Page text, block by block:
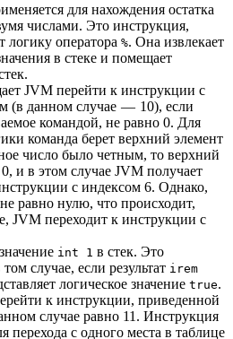
для нахождения остатка
числами. Это инструкция,
логику оператора %. Она извлекает
в стеке и помещает
JVM перейти к инструкции с
(в данном случае — 10), если
командой, не равно 0. Для
команда берет верхний элемент
число было четным, то верхний
и в этом случае JVM получает
с индексом 6. Однако,
равно нулю, что происходит,
JVM переходит к инструкции с
int 1 в стек. Это
случае, если результат irem
логическое значение true.
к инструкции, приведенной
случае равно 11. Инструкция
перехода с одного места в таблице